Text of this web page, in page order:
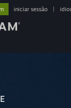
iniciar sessão